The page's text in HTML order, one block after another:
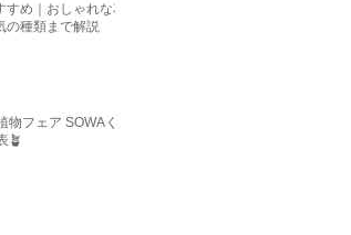
め｜おしゃれな花
の種類まで解説
物フェア SOWAく
🪴